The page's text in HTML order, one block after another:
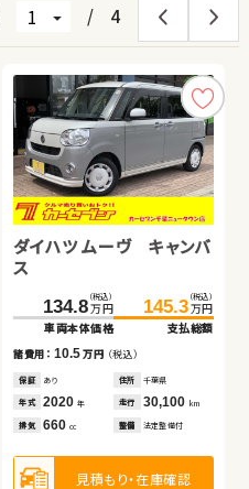
/ 4
ダイハツ ムーヴ キャンバ
ス
134.8 （税込）
万円
車両本体価格
145.3 （税込）
万円
支払総額
諸費用： 10.5万円 （税込）
保証 あり 住所 千葉県
年式 2020年 走行 30,100 km
排気 660cc 整備 法定整備付
見積もり・在庫確認
ホンダ フリード
52.7 （税込）
万円
車両本体価格
64.3 （税込）
万円
支払総額
諸費用： 11.6万円 （税込）
保証 なし 住所 岡山県
年式 2012年 走行 56,400 km
排気 1,500 整備 法定整備付
見積もり・在庫確認
スズキ スイフト
157.7 （税込）
万円
車両本体価格
166.4 （税込）
万円
支払総額
諸費用： 8.7万円（税込）
保証 なし 住所 岡山県
年式 2018年 走行 37,400 km
排気 1,400 整備 法定整備付
見積もり・在庫確認
スズキ スイフト
157.0 （税込）
万円
車両本体価格
163.5 （税込）
万円
支払総額
諸費用： 6.5万円（税込）
保証 あり 住所 福島県
年式 2024年 走行 41,700 km
排気 1,200 整備 法定整備付
見積もり・在庫確認